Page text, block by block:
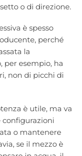
o di direzione.
è spesso
perché
la
per esempio, ha
non di picchi di
è utile, ma va
configurazioni
o mantenere
se il mezzo è